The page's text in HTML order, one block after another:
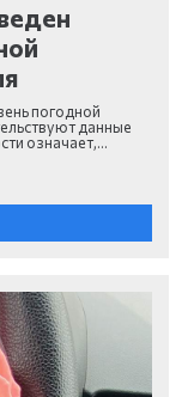
погодной
данные
означает,…